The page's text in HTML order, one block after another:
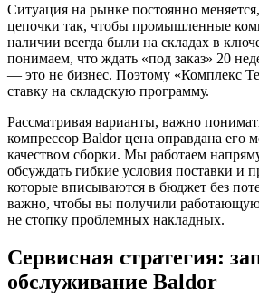
Ситуация на рынке постоянно
цепочки так, чтобы промышленные
наличии всегда были на складах в
понимаем, что ждать «под заказ» 20
— это не бизнес. Поэтому «Комплекс
ставку на складскую программу.
Рассматривая варианты, важно
компрессор Baldor цена оправдана его
качеством сборки. Мы работаем
обсуждать гибкие условия поставки и
которые вписываются в бюджет без
важно, чтобы вы получили
не стопку проблемных накладных.
Сервисная стратегия:
обслуживание Baldor